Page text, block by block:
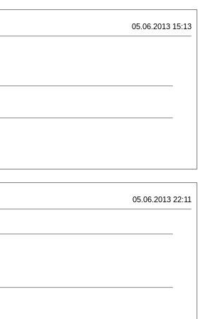
05.06.2013 15:13
05.06.2013 22:11